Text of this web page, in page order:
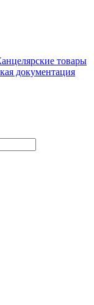
товары
документация